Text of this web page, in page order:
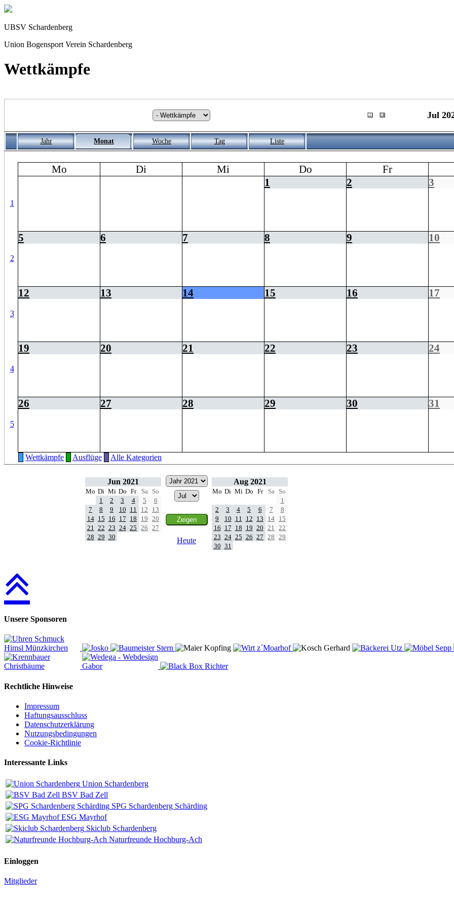
UBSV Schardenberg
Union Bogensport Verein Schardenberg
Wettkämpfe
Jul
Jahr Monat Woche Tag Liste
Mo Di Mi Do Fr
1
1 2 3
2
5 6 7 8 9 10
3
12 13 14 15 16 17
4
19 20 21 22 23 24
5
26 27 28 29 30 31
Wettkämpfe Ausflüge Alle Kategorien
Jun 2021
Mo Di Mi Do Fr Sa
So
1
2 3 4 5
6
7
8 9 10 11 12
13
14 15 16 17 18 19
20
21
22 23 24 25 26
27
28 29 30 Heute
Aug 2021
Mo Di Mi Do Fr Sa
So
1
2
3 4 5 6 7
8
9
10 11 12 13 14 15
16 17 18 19 20 21
22
23 24 25 26 27 28
29
30 31
Unsere Sponsoren
Rechtliche Hinweise
Impressum
Haftungsausschluss
Datenschutzerklärung
Nutzungsbedingungen
Cookie-Richtlinie
Interessante Links
Union Schardenberg
BSV Bad Zell
SPG Schardenberg Schärding
ESG Mayrhof
Skiclub Schardenberg
Naturfreunde Hochburg-Ach
Einloggen
Mitglieder